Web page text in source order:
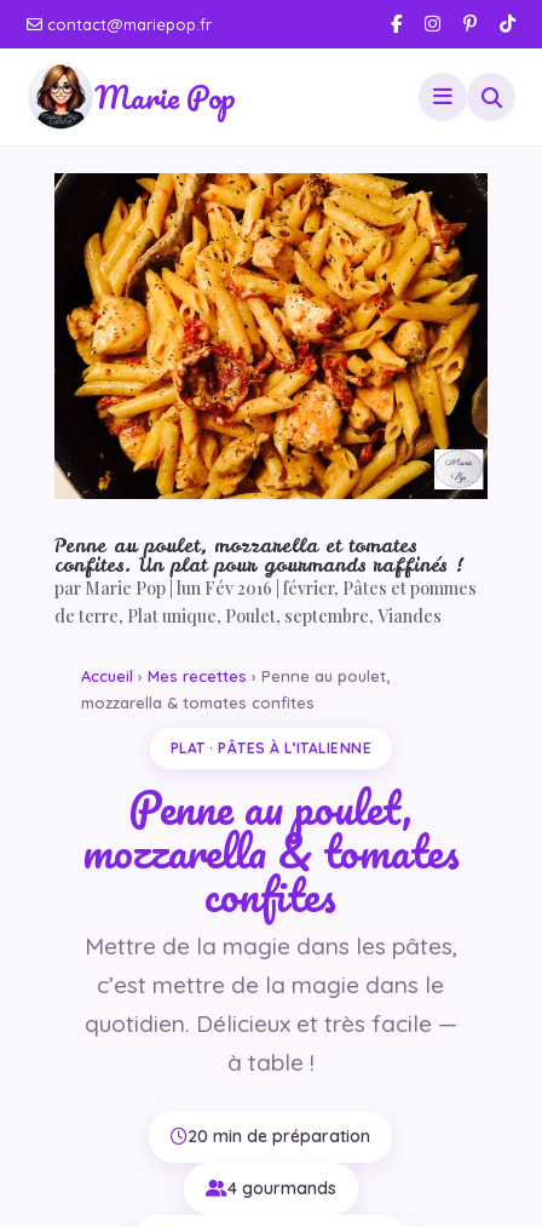
contact@mariepop.fr
Marie Pop
Penne au poulet, mozzarella et tomates
confites. Un plat pour gourmands raffinés !
par Marie Pop| lun Fév 2016 février, Pâtes et pommes
de terre, Plat unique, Poulet, septembre, Viandes
Accueil › Mes recettes › Penne au poulet,
mozzarella & tomates confites
PLAT · PÂTES À L’ITALIENNE
Penne au poulet,
mozzarella & tomates
confites
Mettre de la magie dans les pâtes,
c’est mettre de la magie dans le
quotidien. Délicieux et très facile —
à table !
20 min de préparation
4 gourmands